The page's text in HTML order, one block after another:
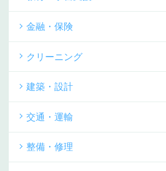
金融・保険
クリーニング
建築・設計
交通・運輸
整備・修理